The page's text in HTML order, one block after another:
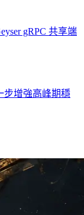
gRPC 共享端
步增強高峰期穩